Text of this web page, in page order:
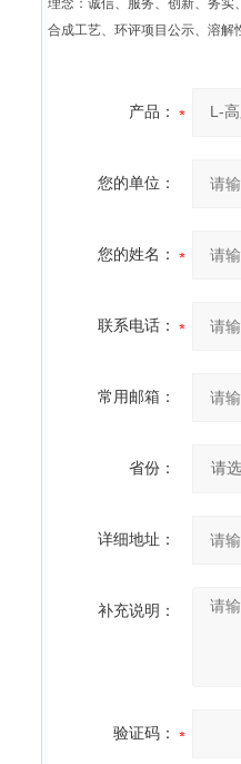
理念：诚信、服务、创新、务实
合成工艺、环评项目公示、溶解
产品：
您的单位：
您的姓名：
联系电话：
常用邮箱：
省份：
详细地址：
补充说明：
验证码：